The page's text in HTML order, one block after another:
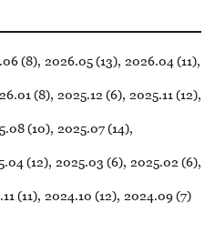
(8) 2026.05 (13) 2026.04 (11)
(8) 2025.12 (6) 2025.11 (12)
(10) 2025.07 (14)
(12) 2025.03 (6) 2025.02 (6)
(11) 2024.10 (12) 2024.09 (7)